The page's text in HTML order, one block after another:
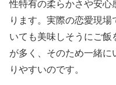
性特有の柔らかさや安心
ります。実際の恋愛現
いても美味しそうにご飯
が多く、そのため一緒
りやすいのです。